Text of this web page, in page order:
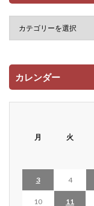
カレンダー
月 火
3 4
10 11